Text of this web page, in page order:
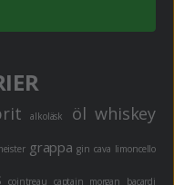
alkoläsk öl whiskey
grappa gin cava limoncello
cointreau captain morgan bacardi